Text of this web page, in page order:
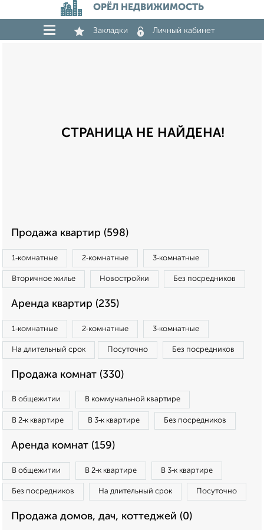
ОРЁЛ НЕДВИЖИМОСТЬ
Закладки Личный кабинет
СТРАНИЦА НЕ НАЙДЕНА!
Продажа квартир (598)
1‑комнатные 2‑комнатные 3‑комнатные
Вторичное жилье Новостройки Без посредников
Аренда квартир (235)
1‑комнатные 2‑комнатные 3‑комнатные
На длительный срок Посуточно Без посредников
Продажа комнат (330)
В общежитии В коммунальной квартире
В 2‑к квартире В 3‑к квартире Без посредников
Аренда комнат (159)
В общежитии В 2‑к квартире В 3‑к квартире
Без посредников На длительный срок Посуточно
Продажа домов, дач, коттеджей (0)